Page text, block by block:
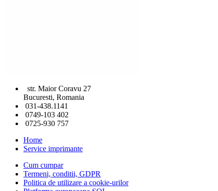
str. Maior Coravu 27
Bucuresti, Romania
031-438.1141
0749-103 402
0725-930 757
Home
Service imprimante
Cum cumpar
Termeni, conditii, GDPR
Politica de utilizare a cookie-urilor